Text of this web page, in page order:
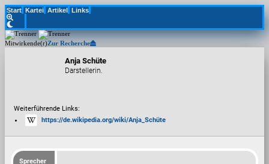
Start Kartei Artikel Links
Mitwirkende(r)Zur Recherche
Anja Schüte
Darstellerin.
Weiterführende Links:
https://de.wikipedia.org/wiki/Anja_Schüte
Sprecher